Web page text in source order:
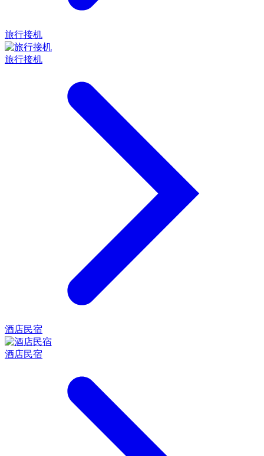
旅行接机
旅行接机
酒店民宿
酒店民宿